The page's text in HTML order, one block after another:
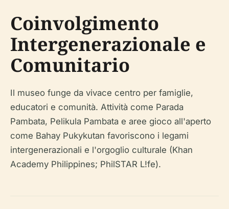
Coinvolgimento
Intergenerazionale e
Comunitario
Il museo funge da vivace centro per famiglie,
educatori e comunità. Attività come Parada
Pambata, Pelikula Pambata e aree gioco all'aperto
come Bahay Pukykutan favoriscono i legami
intergenerazionali e l'orgoglio culturale (Khan
Academy Philippines; PhilSTAR L!fe).